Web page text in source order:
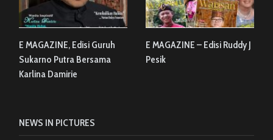
E MAGAZINE, Edisi Guruh
Sukarno Putra Bersama
Karlina Damirie
E MAGAZINE – Edisi Ruddy J
Pesik
NEWS IN PICTURES